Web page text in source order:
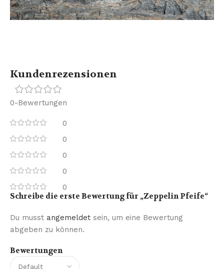
Kundenrezensionen
0-Bewertungen
0
0
0
0
0
Bewertungen
Schreibe die erste Bewertung für „Zeppelin Pfeife“
Du musst angemeldet sein, um eine Bewertung
abgeben zu können.